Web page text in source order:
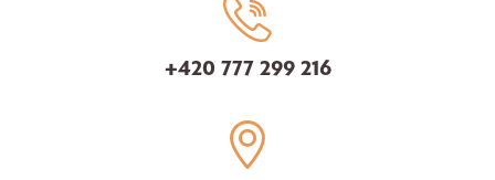
+420 777 299 216